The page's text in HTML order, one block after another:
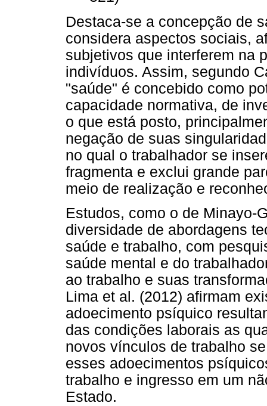
Destaca-se a concepção de
considera aspectos sociais,
subjetivos que interferem na
indivíduos. Assim, segundo
"saúde" é concebido como
capacidade normativa, de
o que está posto,
negação de suas
no qual o trabalhador se
fragmenta e exclui grande
meio de realização e
Estudos, como o de Minayo-
diversidade de abordagens
saúde e trabalho, com
saúde mental e do
ao trabalho e suas
Lima et al. (2012) afirmam
adoecimento psíquico
das condições laborais as
novos vínculos de trabalho
esses adoecimentos
trabalho e ingresso em um
Estado.